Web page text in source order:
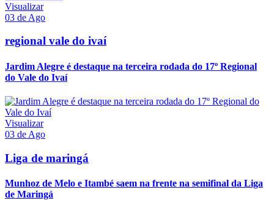
Visualizar
03 de Ago
regional vale do ivaí
Jardim Alegre é destaque na terceira rodada do 17º Regional
do Vale do Ivaí
Visualizar
03 de Ago
Liga de maringá
Munhoz de Melo e Itambé saem na frente na semifinal da Liga
de Maringá